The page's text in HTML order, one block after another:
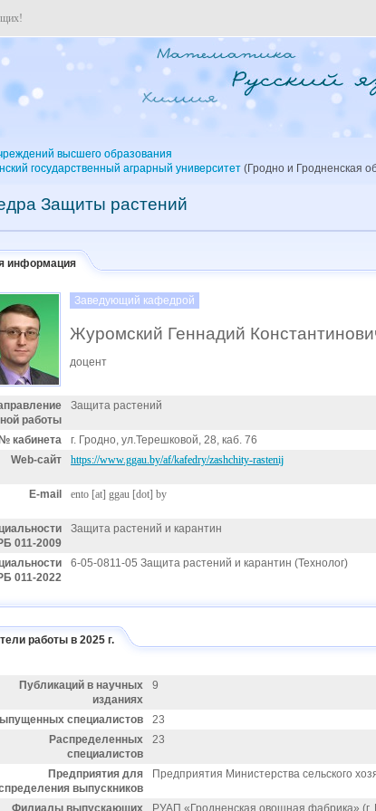
высшего образования
государственный аграрный университет (Гродно и Гродненская
Защиты растений
информация
Заведующий кафедрой
Журомский Геннадий
доцент
работы
Защита растений
№ кабинета
г. Гродно, ул.Терешковой, 28, каб. 76
Web-сайт
https://www.ggau.by/af/kafedry/zashchity-rastenij
E-mail ento [at] ggau [dot] by
011-2009
Защита растений и карантин
011-2022
6-05-0811-05 Защита растений и карантин (Технолог)
работы в 2025 г.
Публикаций в научных
изданиях
9
специалистов
23
Распределенных
специалистов
23
Предприятия для
выпускников
Предприятия Министерства сельского
Филиалы выпускающих РУАП «Гродненская овощная фабрика» (г.